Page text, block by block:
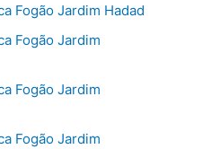
Fogão Jardim Hadad
Fogão Jardim
Fogão Jardim
Fogão Jardim